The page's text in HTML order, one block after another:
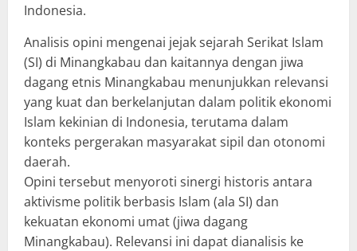
Indonesia.
Analisis opini mengenai jejak sejarah Serikat Islam
(SI) di Minangkabau dan kaitannya dengan jiwa
dagang etnis Minangkabau menunjukkan relevansi
yang kuat dan berkelanjutan dalam politik ekonomi
Islam kekinian di Indonesia, terutama dalam
konteks pergerakan masyarakat sipil dan otonomi
daerah.
​Opini tersebut menyoroti sinergi historis antara
aktivisme politik berbasis Islam (ala SI) dan
kekuatan ekonomi umat (jiwa dagang
Minangkabau). Relevansi ini dapat dianalisis ke